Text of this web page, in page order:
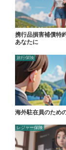
携行品損害補償特
あなたに
旅行保険
海外駐在員のため
レジャー保険